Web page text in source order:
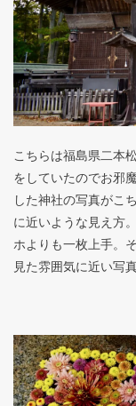
こちらは福島県二本
をしていたのでお邪
した神社の写真がこ
に近いような見え方
ホよりも一枚上手。
見た雰囲気に近い写